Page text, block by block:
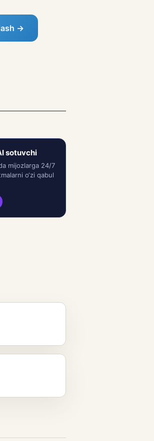
→
sotuvchi
mijozlarga 24/7
o‘zi qabul